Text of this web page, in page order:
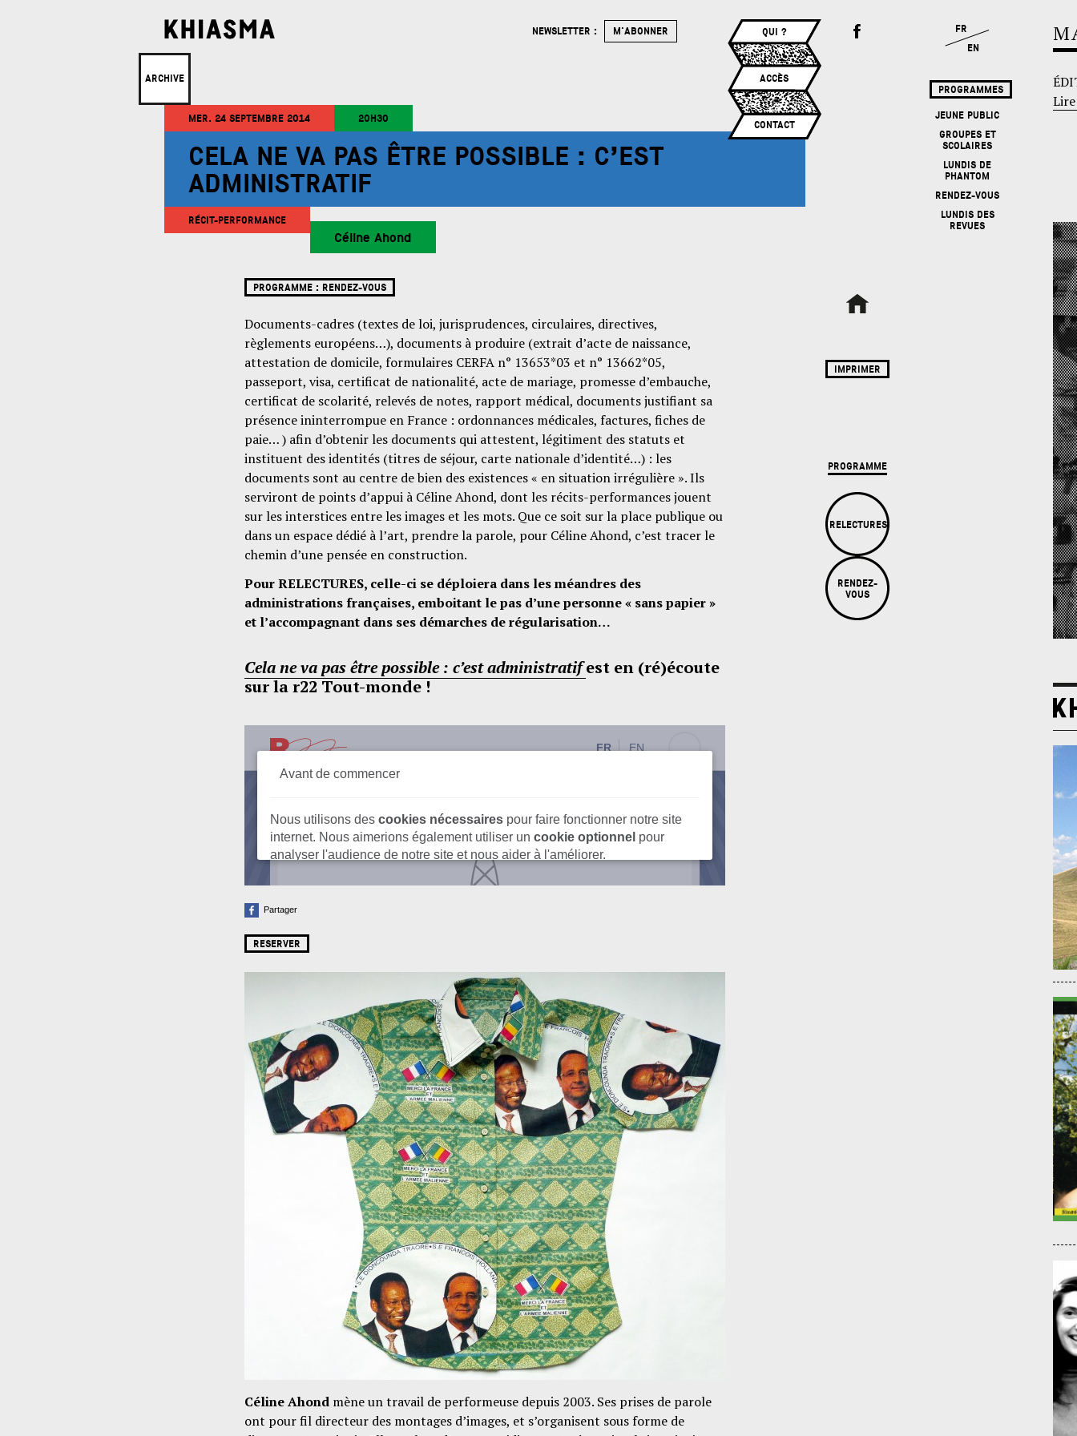
PROGRAMMES
JEUNE PUBLIC
GROUPES ET
SCOLAIRES
LUNDIS DE
PHANTOM
RENDEZ-VOUS
LUNDIS DES
REVUES
FR
EN
NEWSLETTER : M'ABONNER QUI ?
ACCÈS
CONTACT
ARCHIVE
MER. 24 SEPTEMBRE 2014 20H30
CELA NE VA PAS ÊTRE POSSIBLE : C’EST
ADMINISTRATIF
RÉCIT-PERFORMANCE
Céline Ahond
PROGRAMME : RENDEZ-VOUS
Documents-cadres (textes de loi, jurisprudences, circulaires, directives,
règlements européens…), documents à produire (extrait d’acte de naissance,
attestation de domicile, formulaires CERFA n° 13653*03 et n° 13662*05,
passeport, visa, certificat de nationalité, acte de mariage, promesse d’embauche,
certificat de scolarité, relevés de notes, rapport médical, documents justifiant sa
présence ininterrompue en France : ordonnances médicales, factures, fiches de
paie… ) afin d’obtenir les documents qui attestent, légitiment des statuts et
instituent des identités (titres de séjour, carte nationale d’identité…) : les
documents sont au centre de bien des existences « en situation irrégulière ». Ils
serviront de points d’appui à Céline Ahond, dont les récits-performances jouent
sur les interstices entre les images et les mots. Que ce soit sur la place publique ou
dans un espace dédié à l’art, prendre la parole, pour Céline Ahond, c’est tracer le
chemin d’une pensée en construction.
Pour RELECTURES, celle-ci se déploiera dans les méandres des
administrations françaises, emboitant le pas d’une personne « sans papier »
et l’accompagnant dans ses démarches de régularisation…
Cela ne va pas être possible : c’est administratifest en (ré)écoute
sur la r22 Tout-monde !
Partager
RESERVER
Céline Ahondmène un travail de performeuse depuis 2003. Ses prises de parole
ont pour fil directeur des montages d’images, et s’organisent sous forme de
IMPRIMER
PROGRAMME
RELECTURES
RENDEZ-
VOUS
Lire